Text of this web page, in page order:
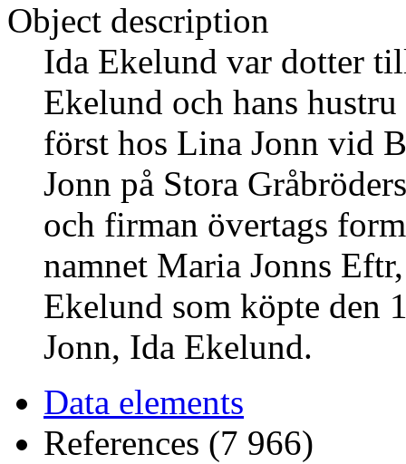
Object description
Ida Ekelund var dotter
Ekelund och hans
först hos Lina Jonn vid
Jonn på Stora
och firman övertags
namnet Maria Jonns
Ekelund som köpte den
Jonn, Ida Ekelund.
Data elements
References (7 966)